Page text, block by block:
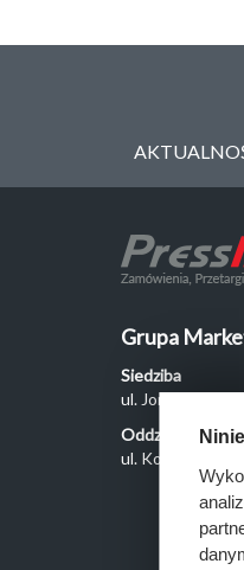
Grupa
Siedziba
ul. Jordanowska
Oddział Poznań
ul.